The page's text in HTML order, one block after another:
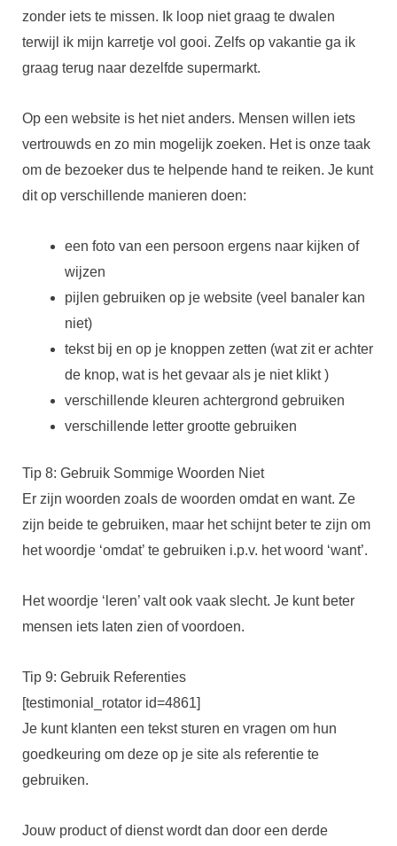
zonder iets te missen. Ik loop niet graag te dwalen
terwijl ik mijn karretje vol gooi. Zelfs op vakantie ga ik
graag terug naar dezelfde supermarkt.
Op een website is het niet anders. Mensen willen iets
vertrouwds en zo min mogelijk zoeken. Het is onze taak
om de bezoeker dus te helpende hand te reiken. Je kunt
dit op verschillende manieren doen:
een foto van een persoon ergens naar kijken of
wijzen
pijlen gebruiken op je website (veel banaler kan
niet)
tekst bij en op je knoppen zetten (wat zit er achter
de knop, wat is het gevaar als je niet klikt )
verschillende kleuren achtergrond gebruiken
verschillende letter grootte gebruiken
Tip 8: Gebruik Sommige Woorden Niet
Er zijn woorden zoals de woorden omdat en want. Ze
zijn beide te gebruiken, maar het schijnt beter te zijn om
het woordje ‘omdat’ te gebruiken i.p.v. het woord ‘want’.
Het woordje ‘leren’ valt ook vaak slecht. Je kunt beter
mensen iets laten zien of voordoen.
Tip 9: Gebruik Referenties
[testimonial_rotator id=4861]
Je kunt klanten een tekst sturen en vragen om hun
goedkeuring om deze op je site als referentie te
gebruiken.
Jouw product of dienst wordt dan door een derde